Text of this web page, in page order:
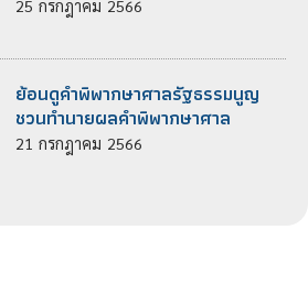
25 กรกฎาคม 2566
ย้อนดูคำพิพากษาศาลรัฐธรรมนูญ
ชวนทำนายผลคำพิพากษาศาล
21 กรกฎาคม 2566